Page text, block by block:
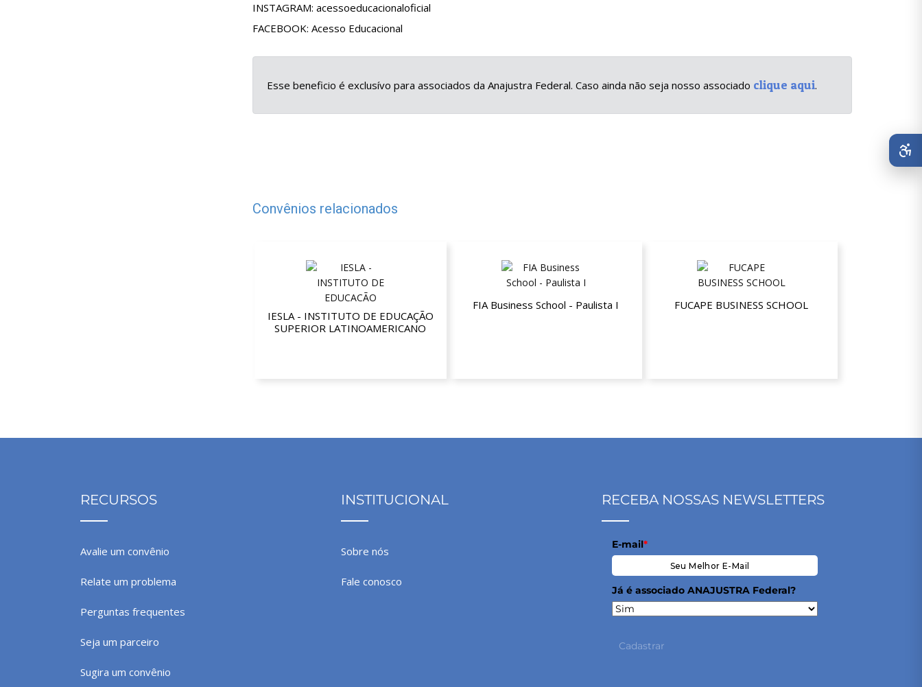
INSTAGRAM: acessoeducacionaloficial
FACEBOOK: Acesso Educacional
Esse beneficio é exclusívo para associados da Anajustra Federal. Caso ainda não seja nosso associado clique aqui.
Convênios relacionados
IESLA - INSTITUTO DE EDUCAÇÃO
SUPERIOR LATINOAMERICANO
FIA Business School - Paulista I
FUCAPE BUSINESS SCHOOL
RECURSOS
Avalie um convênio
Relate um problema
Perguntas frequentes
Seja um parceiro
Sugira um convênio
INSTITUCIONAL
Sobre nós
Fale conosco
RECEBA NOSSAS NEWSLETTERS
E-mail*
Já é associado ANAJUSTRA Federal?
Cadastrar